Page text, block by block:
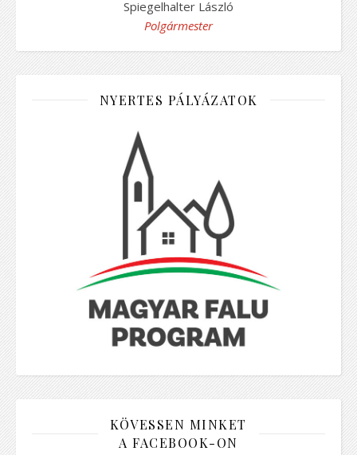
Spiegelhalter László
Polgármester
NYERTES PÁLYÁZATOK
KÖVESSEN MINKET
A FACEBOOK-ON